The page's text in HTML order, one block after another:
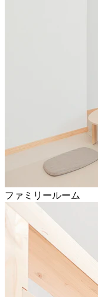
ファミリールーム